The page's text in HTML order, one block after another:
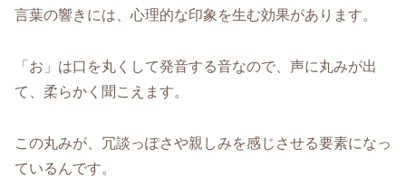
言葉の響きには、心理的な印象を生む効果があります。
「お」は口を丸くして発音する音なので、声に丸みが出
て、柔らかく聞こえます。
この丸みが、冗談っぽさや親しみを感じさせる要素になっ
ているんです。